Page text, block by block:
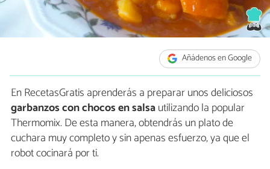
Añádenos en Google
En RecetasGratis aprenderás a preparar unos deliciosos
garbanzos con chocos en salsautilizando la popular
Thermomix. De esta manera, obtendrás un plato de
cuchara muy completo y sin apenas esfuerzo, ya que el
robot cocinará por ti.